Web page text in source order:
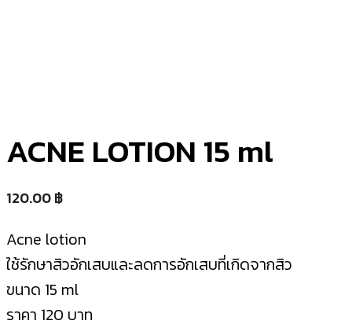
ACNE LOTION 15 ml
120.00฿
Acne lotion
ใช้รักษาสิวอักเสบและลดการอักเสบที่เกิดจากสิว
ขนาด 15 ml
ราคา 120 บาท